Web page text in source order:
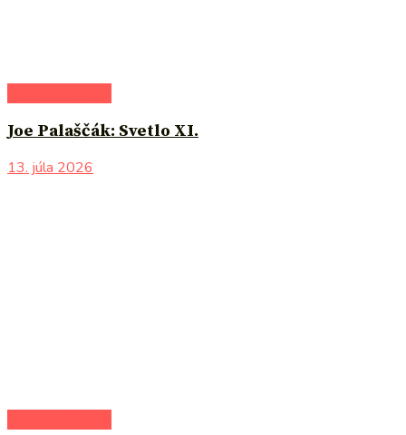
Joe Palaščák: Svetlo XI.
13. júla 2026